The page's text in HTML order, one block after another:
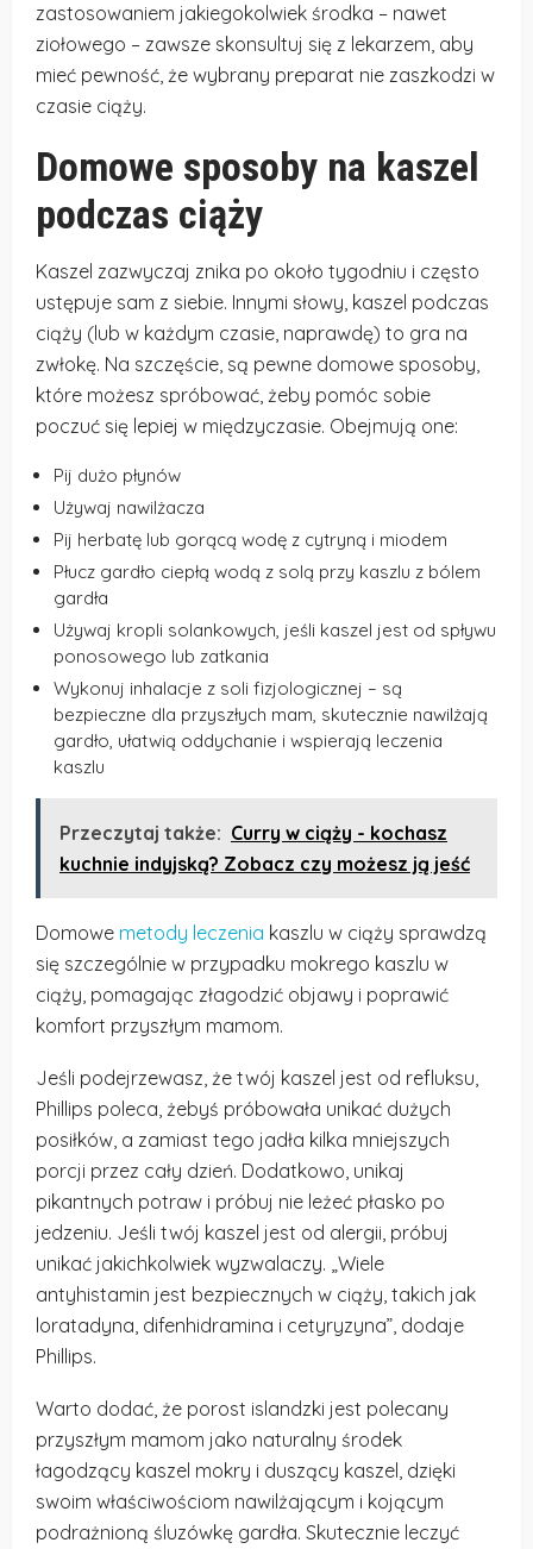
zastosowaniem jakiegokolwiek środka – nawet
ziołowego – zawsze skonsultuj się z lekarzem, aby
mieć pewność, że wybrany preparat nie zaszkodzi w
czasie ciąży.
Domowe sposoby na kaszel
podczas ciąży
Kaszel zazwyczaj znika po około tygodniu i często
ustępuje sam z siebie. Innymi słowy, kaszel podczas
ciąży (lub w każdym czasie, naprawdę) to gra na
zwłokę. Na szczęście, są pewne domowe sposoby,
które możesz spróbować, żeby pomóc sobie
poczuć się lepiej w międzyczasie. Obejmują one:
Pij dużo płynów
Używaj nawilżacza
Pij herbatę lub gorącą wodę z cytryną i miodem
Płucz gardło ciepłą wodą z solą przy kaszlu z bólem
gardła
Używaj kropli solankowych, jeśli kaszel jest od spływu
ponosowego lub zatkania
Wykonuj inhalacje z soli fizjologicznej – są
bezpieczne dla przyszłych mam, skutecznie nawilżają
gardło, ułatwią oddychanie i wspierają leczenia
kaszlu
Przeczytaj także: Curry w ciąży - kochasz
kuchnie indyjską? Zobacz czy możesz ją jeść
Domowe metody leczenia kaszlu w ciąży sprawdzą
się szczególnie w przypadku mokrego kaszlu w
ciąży, pomagając złagodzić objawy i poprawić
komfort przyszłym mamom.
Jeśli podejrzewasz, że twój kaszel jest od refluksu,
Phillips poleca, żebyś próbowała unikać dużych
posiłków, a zamiast tego jadła kilka mniejszych
porcji przez cały dzień. Dodatkowo, unikaj
pikantnych potraw i próbuj nie leżeć płasko po
jedzeniu. Jeśli twój kaszel jest od alergii, próbuj
unikać jakichkolwiek wyzwalaczy. „Wiele
antyhistamin jest bezpiecznych w ciąży, takich jak
loratadyna, difenhidramina i cetyryzyna”, dodaje
Phillips.
Warto dodać, że porost islandzki jest polecany
przyszłym mamom jako naturalny środek
łagodzący kaszel mokry i duszący kaszel, dzięki
swoim właściwościom nawilżającym i kojącym
podrażnioną śluzówkę gardła. Skutecznie leczyć